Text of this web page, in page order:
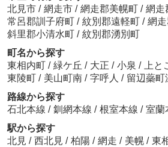
北見市 / 網走市 / 網走郡美幌町 / 網走
常呂郡訓子府町 / 紋別郡遠軽町 / 網
斜里郡小清水町 / 紋別郡湧別町
町名から探す
東相内町 / 緑ケ丘 / 大正 / 小泉 / 上と
東陵町 / 美山町南 / 字呼人 / 留辺蘂町
路線から探す
石北本線 / 釧網本線 / 根室本線 / 室蘭
駅から探す
北見 / 西北見 / 柏陽 / 網走 / 美幌 / 東